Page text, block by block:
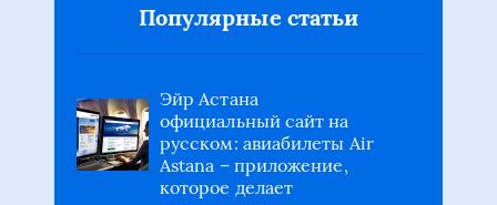
Популярные статьи
Эйр Астана
официальный сайт на
русском: авиабилеты Air
Astana – приложение,
которое делает